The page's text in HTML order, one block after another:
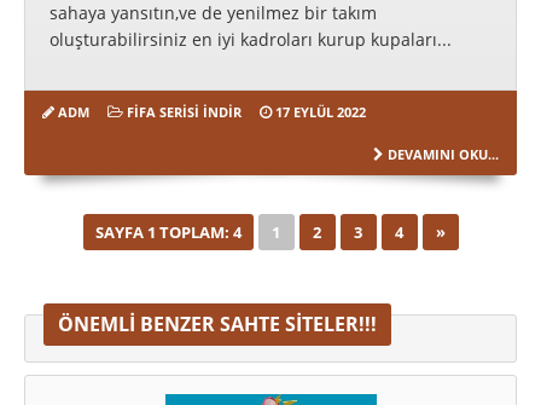
sahaya yansıtın,ve de yenilmez bir takım
oluşturabilirsiniz en iyi kadroları kurup kupaları...
ADM FIFA SERISI İNDIR 17 EYLÜL 2022
DEVAMINI OKU...
SAYFA 1 TOPLAM: 4 1 2 3 4 »
ÖNEMLI BENZER SAHTE SITELER!!!